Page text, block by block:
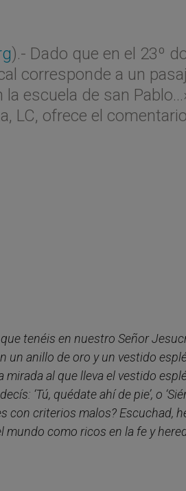
).- Dado que en el 23º
corresponde a un
escuela de san
LC, ofrece el
tenéis en nuestro Señor
un anillo de oro y un vestido
al que lleva el vestido
‘Tú, quédate ahí de pie’, o
con criterios malos? Escuchad,
como ricos en la fe y